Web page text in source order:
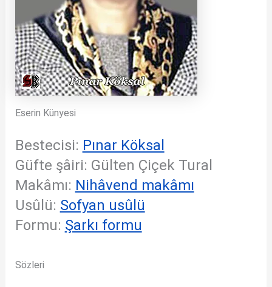
Eserin Künyesi
Bestecisi: Pınar Köksal
Güfte şâiri: Gülten Çiçek Tural
Makâmı: Nihâvend makâmı
Usûlü: Sofyan usûlü
Formu: Şarkı formu
Sözleri